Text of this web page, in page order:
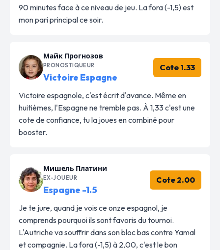
90 minutes face à ce niveau de jeu. La fora (-1,5) est
mon pari principal ce soir.
Майк Прогнозов
PRONOSTIQUEUR
Victoire Espagne
Cote 1.33
Victoire espagnole, c'est écrit d'avance. Même en
huitièmes, l'Espagne ne tremble pas. À 1,33 c'est une
cote de confiance, tu la joues en combiné pour
booster.
Мишель Платини
EX-JOUEUR
Espagne -1.5
Cote 2.00
Je te jure, quand je vois ce onze espagnol, je
comprends pourquoi ils sont favoris du tournoi.
L'Autriche va souffrir dans son bloc bas contre Yamal
et compagnie. La fora (-1,5) à 2,00, c'est le bon